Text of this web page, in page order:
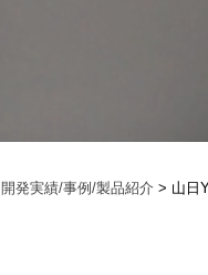
開発実績/事例/製品紹介 > 山日